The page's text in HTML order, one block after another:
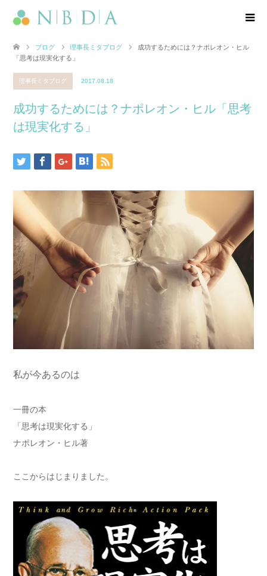
ブログ 理事長ミタブログ
成功するためには？ナポレオン・ヒル
「思考は現実化する」
理事長ミタブログ 2017.08.18
成功するためには？ナポレオン・ヒル「思考
は現実化する」
私が今あるのは
一冊の本
「思考は現実化する」
ナポレオン・ヒル著
ここからはじまりました。